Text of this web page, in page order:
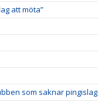
att möta”
som saknar pingislag